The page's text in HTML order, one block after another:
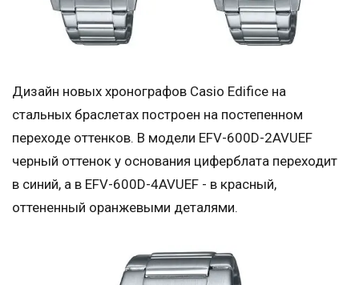
Дизайн новых хронографов Casio Edifice на
стальных браслетах построен на постепенном
переходе оттенков. В модели EFV-600D-2AVUEF
черный оттенок у основания циферблата переходит
в синий, а в EFV-600D-4AVUEF - в красный,
оттененный оранжевыми деталями.